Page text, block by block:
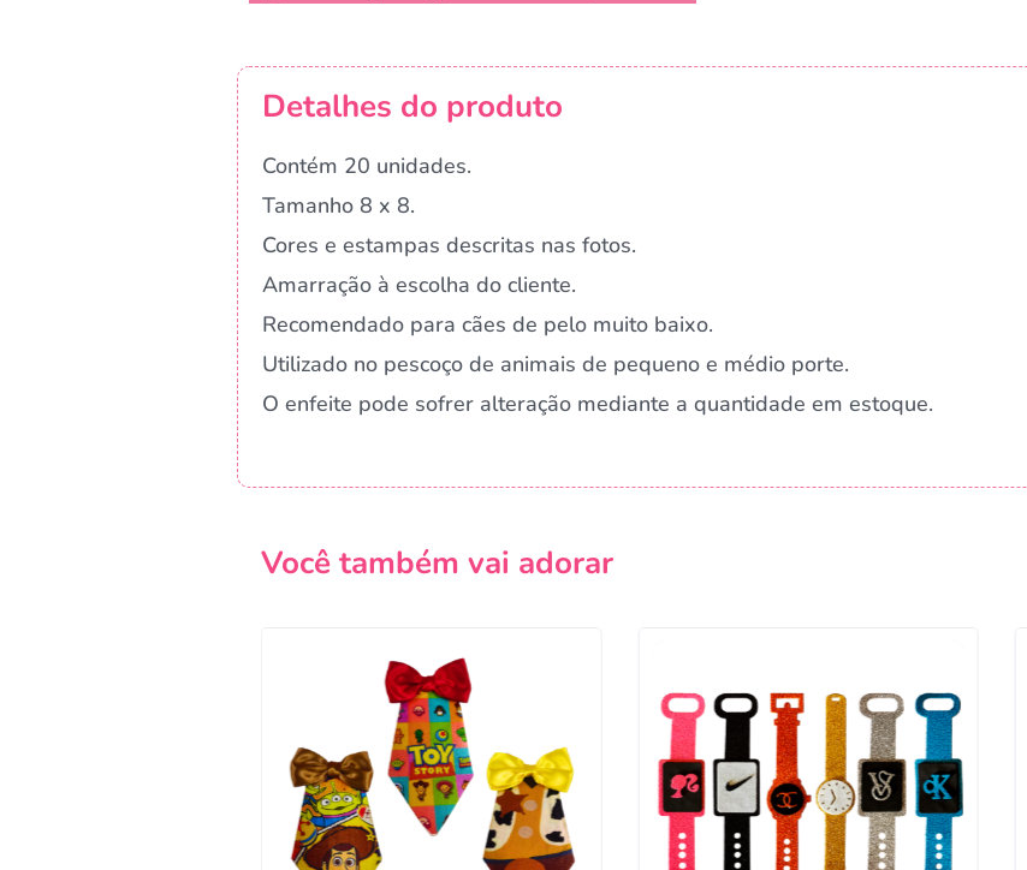
Detalhes do produto
Contém 20 unidades.
Tamanho 8 x 8.
Cores e estampas descritas nas fotos.
Amarração à escolha do cliente.
Recomendado para cães de pelo muito baixo.
Utilizado no pescoço de animais de pequeno e médio porte.
O enfeite pode sofrer alteração mediante a quantidade em estoque.
Você também vai adorarCampanha lançada com sucesso!